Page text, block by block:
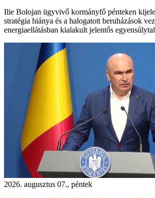
Ilie Bolojan ügyvivő kormányfő pénteken
stratégia hiánya és a halogatott beruházások
energiaellátásban kialakult jelentős
2026. augusztus 07., péntek